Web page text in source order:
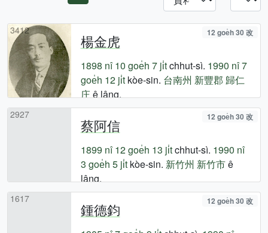
3412
楊金虎 12 goe̍h 30 改
1898 nî 10 goe̍h 7 ji̍tchhut-sì. 1990 nî7
goe̍h 12 ji̍tkòe-sin. 台南州 新豐郡 歸仁
庄ê lâng.
2927
蔡阿信 12 goe̍h 30 改
1899 nî 12 goe̍h 13 ji̍tchhut-sì. 1990 nî
3 goe̍h 5 ji̍tkòe-sin. 新竹州 新竹市ê
lâng.
1617
鍾德鈞 12 goe̍h 30 改